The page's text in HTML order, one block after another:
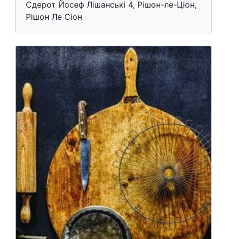
Сдерот Йосеф Лішанські 4, Рішон-ле-Ціон,
Рішон Ле Cіон